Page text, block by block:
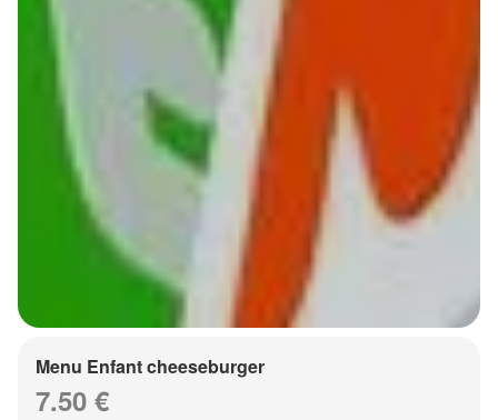
Menu Enfant cheeseburger
7.50 €